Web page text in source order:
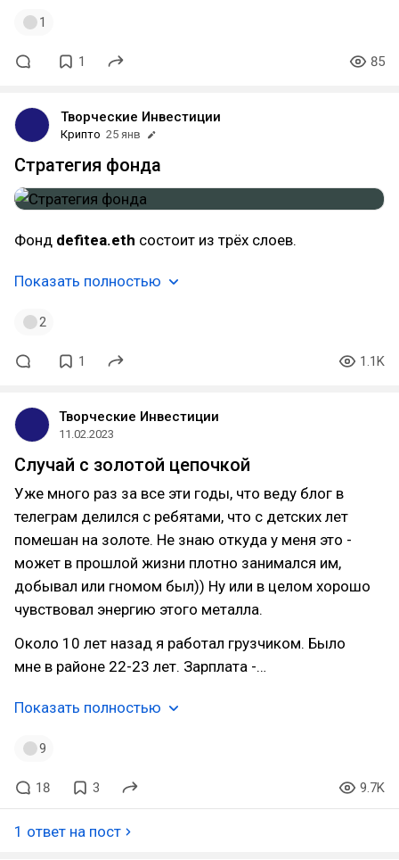
1
1 85
Творческие Инвестиции
Крипто 25 янв
Стратегия фонда
Фонд defitea.eth состоит из трёх слоев.
Показать полностью
2
1 1.1K
Творческие Инвестиции
11.02.2023
Случай с золотой цепочкой
Уже много раз за все эти годы, что веду блог в
телеграм делился с ребятами, что с детских лет
помешан на золоте. Не знаю откуда у меня это -
может в прошлой жизни плотно занимался им,
добывал или гномом был)) Ну или в целом хорошо
чувствовал энергию этого металла.
Около 10 лет назад я работал грузчиком. Было
мне в районе 22-23 лет. Зарплата -…
Показать полностью
9
18 3 9.7K
1 ответ на пост